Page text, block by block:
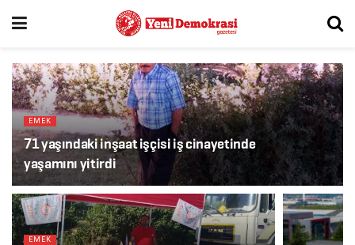
EMEK
71 yaşındaki inşaat işçisi iş cinayetinde
yaşamını yitirdi
EMEK